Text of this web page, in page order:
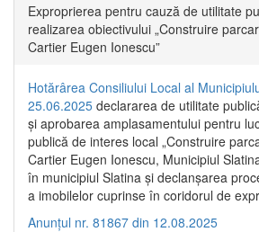
Exproprierea pentru cauză de utilitate
realizarea obiectivului „Construire
Cartier Eugen Ionescu”
Hotărârea Consiliului Local al
25.06.2025 declararea de utilitate
și aprobarea amplasamentului pentru
publică de interes local „Construire
Cartier Eugen Ionescu, Municipiul
în municipiul Slatina și declanșarea
a imobilelor cuprinse în coridorul de
Anunțul nr. 81867 din 12.08.2025